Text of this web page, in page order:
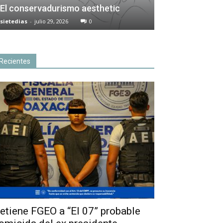
El conservadurismo aesthetic
sietedias - julio 29, 2026 0
FGEO a “El 07” probable